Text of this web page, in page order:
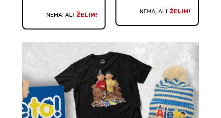
NEMA, ALI ŽELIM!
NEMA, ALI ŽELIM!